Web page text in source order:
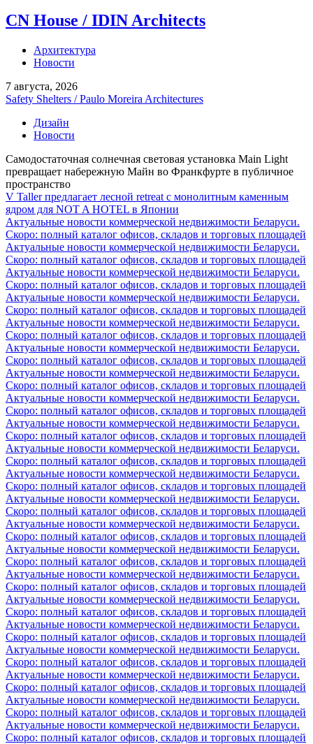
CN House / IDIN Architects
Архитектура
Новости
7 августа, 2026
Safety Shelters / Paulo Moreira Architectures
Дизайн
Новости
Самодостаточная солнечная световая установка Main Light
превращает набережную Майн во Франкфурте в публичное
пространство
V Taller предлагает лесной retreat с монолитным каменным
ядром для NOT A HOTEL в Японии
Актуальные новости коммерческой недвижимости Беларуси.
Скоро: полный каталог офисов, складов и торговых площадей
Актуальные новости коммерческой недвижимости Беларуси.
Скоро: полный каталог офисов, складов и торговых площадей
Актуальные новости коммерческой недвижимости Беларуси.
Скоро: полный каталог офисов, складов и торговых площадей
Актуальные новости коммерческой недвижимости Беларуси.
Скоро: полный каталог офисов, складов и торговых площадей
Актуальные новости коммерческой недвижимости Беларуси.
Скоро: полный каталог офисов, складов и торговых площадей
Актуальные новости коммерческой недвижимости Беларуси.
Скоро: полный каталог офисов, складов и торговых площадей
Актуальные новости коммерческой недвижимости Беларуси.
Скоро: полный каталог офисов, складов и торговых площадей
Актуальные новости коммерческой недвижимости Беларуси.
Скоро: полный каталог офисов, складов и торговых площадей
Актуальные новости коммерческой недвижимости Беларуси.
Скоро: полный каталог офисов, складов и торговых площадей
Актуальные новости коммерческой недвижимости Беларуси.
Скоро: полный каталог офисов, складов и торговых площадей
Актуальные новости коммерческой недвижимости Беларуси.
Скоро: полный каталог офисов, складов и торговых площадей
Актуальные новости коммерческой недвижимости Беларуси.
Скоро: полный каталог офисов, складов и торговых площадей
Актуальные новости коммерческой недвижимости Беларуси.
Скоро: полный каталог офисов, складов и торговых площадей
Актуальные новости коммерческой недвижимости Беларуси.
Скоро: полный каталог офисов, складов и торговых площадей
Актуальные новости коммерческой недвижимости Беларуси.
Скоро: полный каталог офисов, складов и торговых площадей
Актуальные новости коммерческой недвижимости Беларуси.
Скоро: полный каталог офисов, складов и торговых площадей
Актуальные новости коммерческой недвижимости Беларуси.
Скоро: полный каталог офисов, складов и торговых площадей
Актуальные новости коммерческой недвижимости Беларуси.
Скоро: полный каталог офисов, складов и торговых площадей
Актуальные новости коммерческой недвижимости Беларуси.
Скоро: полный каталог офисов, складов и торговых площадей
Актуальные новости коммерческой недвижимости Беларуси.
Скоро: полный каталог офисов, складов и торговых площадей
Актуальные новости коммерческой недвижимости Беларуси.
Скоро: полный каталог офисов, складов и торговых площадей